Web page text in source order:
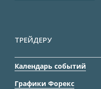
ТРЕЙДЕРУ
Календарь событий
Графики Форекс